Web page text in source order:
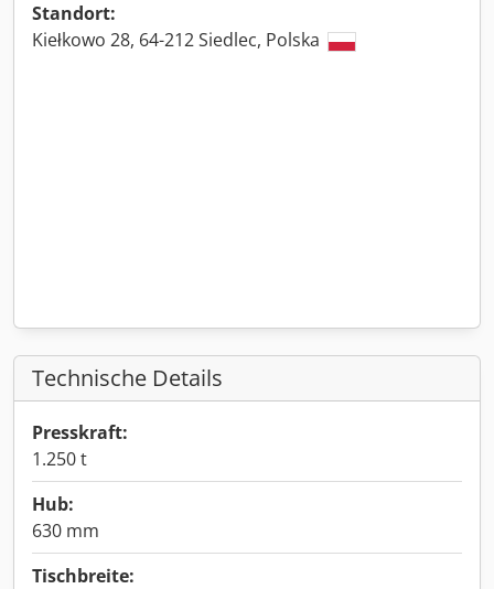
Standort:
Kiełkowo 28, 64-212 Siedlec, Polska
Technische Details
Presskraft:
1.250 t
Hub:
630 mm
Tischbreite: